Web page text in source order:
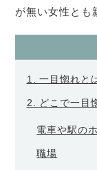
が無い女性とも
1. 一目惚れと
2. どこで一目
電車や駅の
職場